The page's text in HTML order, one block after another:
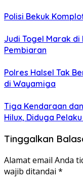
Polisi Bekuk
Judi Togel Marak di
Pembiaran
Polres Halsel Tak
di Wayamiga
Tiga Kendaraan
Hilux, Diduga
Tinggalkan
Alamat email Anda
wajib ditandai *